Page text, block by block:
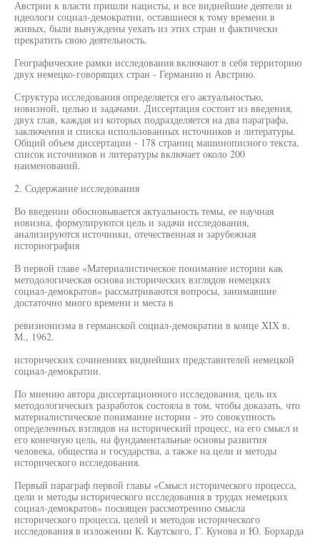
Австрии к власти пришли нацисты, и все виднейшие деятели и
идеологи социал-демократии, оставшиеся к тому времени в
живых, были вынуждены уехать из этих стран и фактически
прекратить свою деятельность.
Географические рамки исследования включают в себя территорию
двух немецко-говорящих стран - Германию и Австрию.
Структура исследования определяется его актуальностью,
новизной, целью и задачами. Диссертация состоит из введения,
двух глав, каждая из которых подразделяется на два параграфа,
заключения и списка использованных источников и литературы.
Общий объем диссертации - 178 страниц машинописного текста,
список источников и литературы включает около 200
наименований.
2. Содержание исследования
Во введении обосновывается актуальность темы, ее научная
новизна, формулируются цель и задачи исследования,
анализируются источники, отечественная и зарубежная
историография
В первой главе «Материалистическое понимание истории как
методологическая основа исторических взглядов немецких
социал-демократов» рассматриваются вопросы, занимавшие
достаточно много времени и места в
ревизионизма в германской социал-демократии в конце XIX в.
М., 1962.
исторических сочинениях виднейших представителей немецкой
социал-демократии.
По мнению автора диссертационного исследования, цель их
методологических разработок состояла в том, чтобы доказать, что
материалистическое понимание истории - это совокупность
определенных взглядов на исторический процесс, на его смысл и
его конечную цель, на фундаментальные основы развития
человека, общества и государства, а также на цели и методы
исторического исследования.
Первый параграф первой главы «Смысл исторического процесса,
цели и методы исторического исследования в трудах немецких
социал-демократов» посвящен рассмотрению смысла
исторического процесса, целей и методов исторического
исследования в изложении К. Каутского, Г. Кунова и Ю. Борхарда